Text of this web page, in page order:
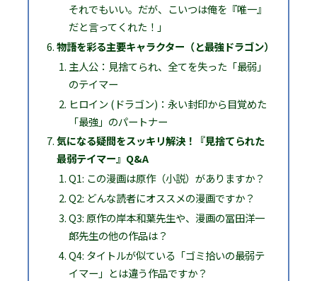
それでもいい。だが、こいつは俺を『唯一』
だと言ってくれた！」
物語を彩る主要キャラクター（と最強ドラゴン）
主人公：見捨てられ、全てを失った「最弱」
のテイマー
ヒロイン (ドラゴン)：永い封印から目覚めた
「最強」のパートナー
気になる疑問をスッキリ解決！『見捨てられた
最弱テイマー』Q&A
Q1: この漫画は原作（小説）がありますか？
Q2: どんな読者にオススメの漫画ですか？
Q3: 原作の岸本和葉先生や、漫画の冨田洋一
郎先生の他の作品は？
Q4: タイトルが似ている「ゴミ拾いの最弱テ
イマー」とは違う作品ですか？